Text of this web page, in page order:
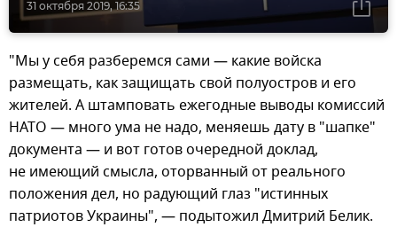
31 октября 2019, 16:35
"Мы у себя разберемся сами — какие войска
размещать, как защищать свой полуостров и его
жителей. А штамповать ежегодные выводы комиссий
НАТО — много ума не надо, меняешь дату в "шапке"
документа — и вот готов очередной доклад,
не имеющий смысла, оторванный от реального
положения дел, но радующий глаз "истинных
патриотов Украины", — подытожил Дмитрий Белик.